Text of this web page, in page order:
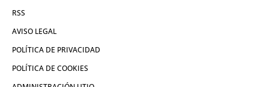
RSS
AVISO LEGAL
POLÍTICA DE PRIVACIDAD
POLÍTICA DE COOKIES